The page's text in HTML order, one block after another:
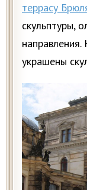
террасу
скульптуры,
украшены